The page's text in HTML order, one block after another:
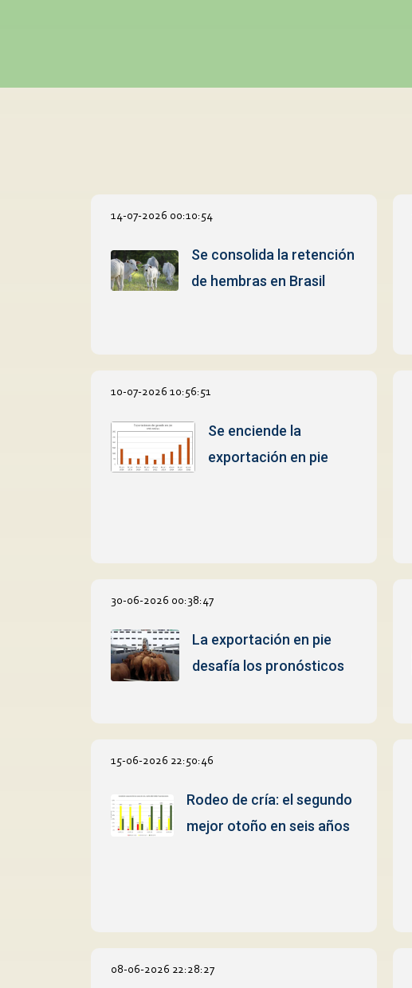
14-07-2026 00:10:54
Se consolida la retención
de hembras en Brasil
10-07-2026 10:56:51
Se enciende la
exportación en pie
30-06-2026 00:38:47
La exportación en pie
desafía los pronósticos
15-06-2026 22:50:46
Rodeo de cría: el segundo
mejor otoño en seis años
08-06-2026 22:28:27